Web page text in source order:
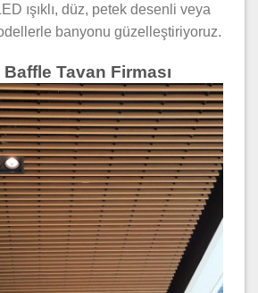
ışıklı, düz, petek desenli veya
banyonu güzelleştiriyoruz.
Tavan Firması